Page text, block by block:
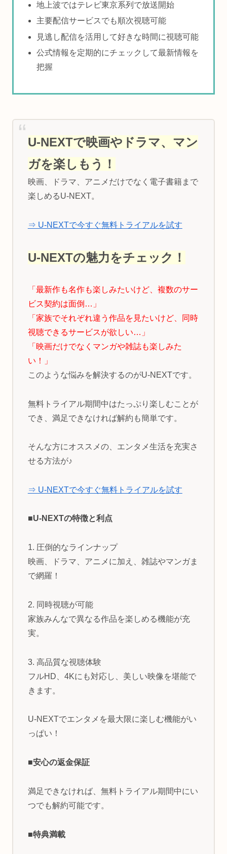
地上波ではテレビ東京系列で放送開始
主要配信サービスでも順次視聴可能
見逃し配信を活用して好きな時間に視聴可能
公式情報を定期的にチェックして最新情報を
把握
U-NEXTで映画やドラマ、マン
ガを楽しもう！
映画、ドラマ、アニメだけでなく電子書籍まで
楽しめるU-NEXT。
⇒ U-NEXTで今すぐ無料トライアルを試す
U-NEXTの魅力をチェック！
「最新作も名作も楽しみたいけど、複数のサー
ビス契約は面倒…」
「家族でそれぞれ違う作品を見たいけど、同時
視聴できるサービスが欲しい…」
「映画だけでなくマンガや雑誌も楽しみた
い！」
このような悩みを解決するのがU-NEXTです。
無料トライアル期間中はたっぷり楽しむことが
でき、満足できなければ解約も簡単です。
そんな方にオススメの、エンタメ生活を充実さ
せる方法が♪
⇒ U-NEXTで今すぐ無料トライアルを試す
■U-NEXTの特徴と利点
1. 圧倒的なラインナップ
映画、ドラマ、アニメに加え、雑誌やマンガま
で網羅！
2. 同時視聴が可能
家族みんなで異なる作品を楽しめる機能が充
実。
3. 高品質な視聴体験
フルHD、4Kにも対応し、美しい映像を堪能で
きます。
U-NEXTでエンタメを最大限に楽しむ機能がい
っぱい！
■安心の返金保証
満足できなければ、無料トライアル期間中にい
つでも解約可能です。
■特典満載